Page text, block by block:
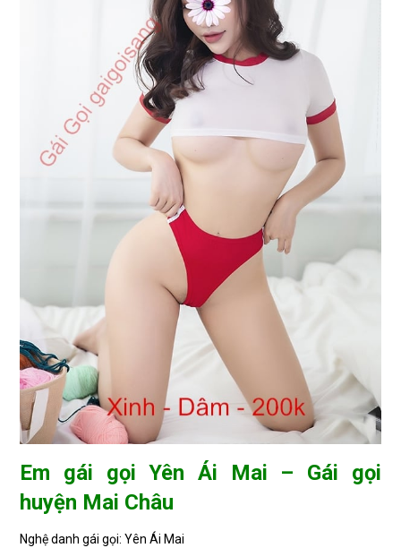
Em gái gọi Yên Ái Mai – Gái gọi
huyện Mai Châu
Nghệ danh gái gọi: Yên Ái Mai